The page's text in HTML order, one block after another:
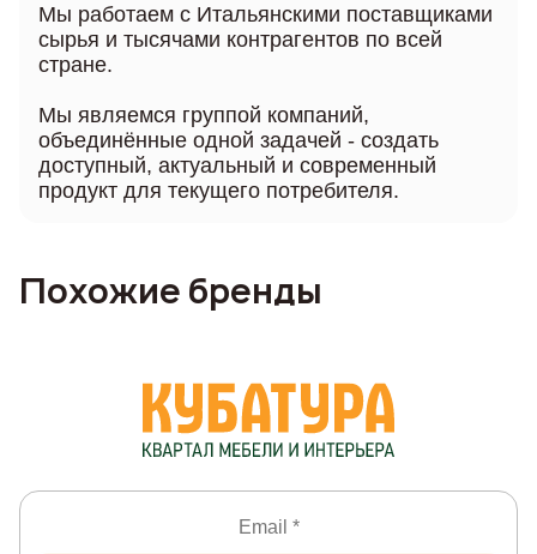
Мы работаем с Итальянскими поставщиками
сырья и тысячами контрагентов по всей
стране.
Мы являемся группой компаний,
объединённые одной задачей - создать
доступный, актуальный и современный
продукт для текущего потребителя.
Похожие бренды